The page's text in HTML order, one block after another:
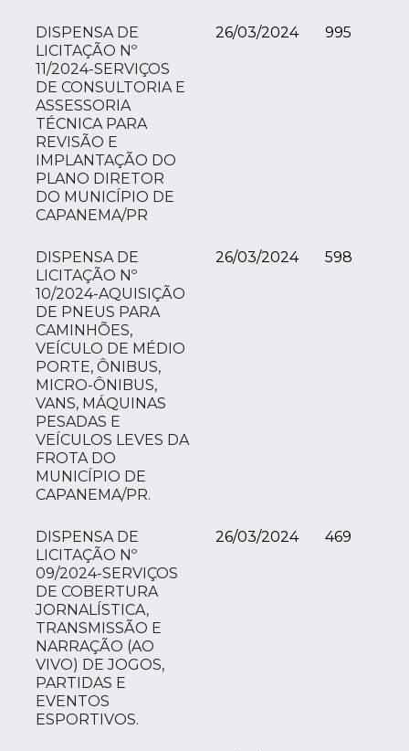
DISPENSA DE
LICITAÇÃO Nº
11/2024-SERVIÇOS
DE CONSULTORIA E
ASSESSORIA
TÉCNICA PARA
REVISÃO E
IMPLANTAÇÃO DO
PLANO DIRETOR
DO MUNICÍPIO DE
CAPANEMA/PR
26/03/2024 995
DISPENSA DE
LICITAÇÃO Nº
10/2024-AQUISIÇÃO
DE PNEUS PARA
CAMINHÕES,
VEÍCULO DE MÉDIO
PORTE, ÔNIBUS,
MICRO-ÔNIBUS,
VANS, MÁQUINAS
PESADAS E
VEÍCULOS LEVES DA
FROTA DO
MUNICÍPIO DE
CAPANEMA/PR.
26/03/2024 598
DISPENSA DE
LICITAÇÃO Nº
09/2024-SERVIÇOS
DE COBERTURA
JORNALÍSTICA,
TRANSMISSÃO E
NARRAÇÃO (AO
VIVO) DE JOGOS,
PARTIDAS E
EVENTOS
ESPORTIVOS.
26/03/2024 469